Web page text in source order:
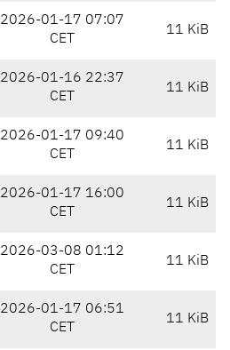
2026-01-17 07:07
CET
11 KiB
2026-01-16 22:37
CET
11 KiB
2026-01-17 09:40
CET
11 KiB
2026-01-17 16:00
CET
11 KiB
2026-03-08 01:12
CET
11 KiB
2026-01-17 06:51
CET
11 KiB